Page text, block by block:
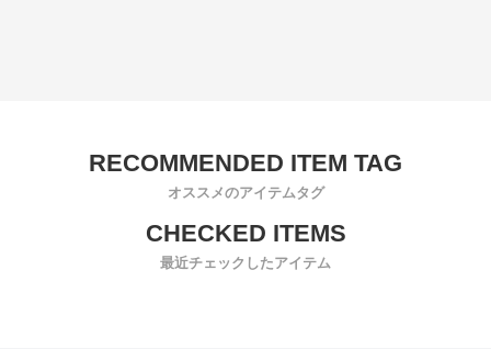
オススメのアイテムタグ
最近チェックしたアイテム